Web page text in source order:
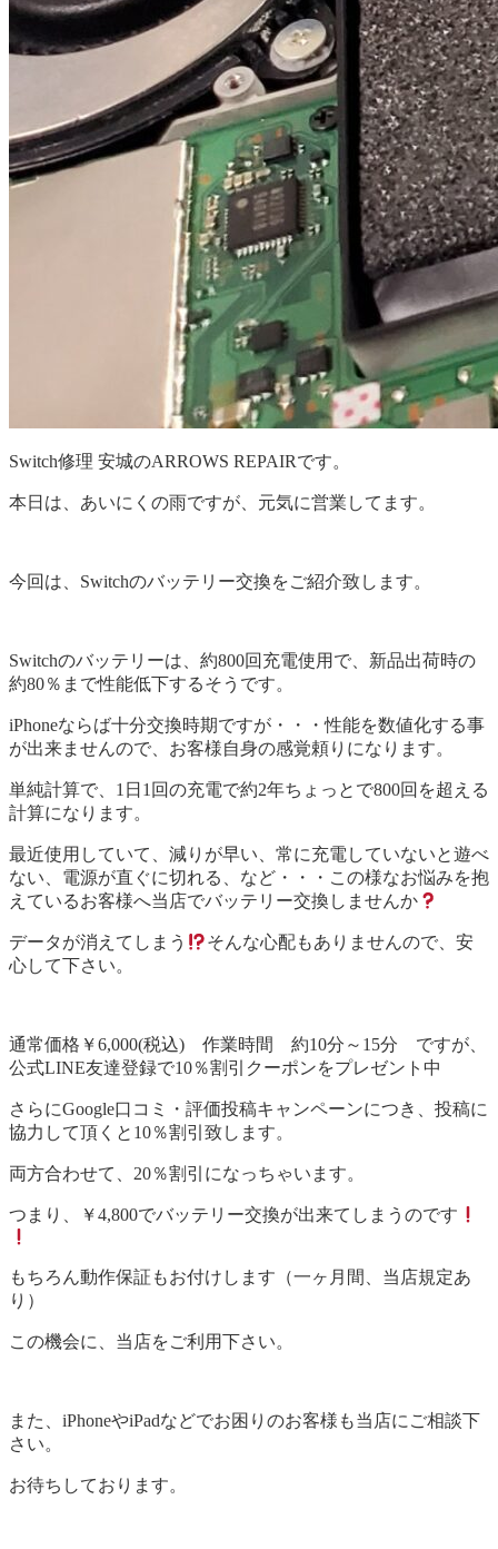
Switch修理 安城のARROWS REPAIRです。
本日は、あいにくの雨ですが、元気に営業してます。
今回は、Switchのバッテリー交換をご紹介致します。
Switchのバッテリーは、約800回充電使用で、新品出荷時の
約80％まで性能低下するそうです。
iPhoneならば十分交換時期ですが・・・性能を数値化する事
が出来ませんので、お客様自身の感覚頼りになります。
単純計算で、1日1回の充電で約2年ちょっとで800回を超える
計算になります。
最近使用していて、減りが早い、常に充電していないと遊べ
ない、電源が直ぐに切れる、など・・・この様なお悩みを抱
えているお客様へ当店でバッテリー交換しませんか
データが消えてしまう
そんな心配もありませんので、安
心して下さい。
通常価格￥6,000(税込) 作業時間 約10分～15分 ですが、
公式LINE友達登録で10％割引クーポンをプレゼント中
さらにGoogle口コミ・評価投稿キャンペーンにつき、投稿に
協力して頂くと10％割引致します。
両方合わせて、20％割引になっちゃいます。
つまり、￥4,800でバッテリー交換が出来てしまうのです
もちろん動作保証もお付けします（一ヶ月間、当店規定あ
り）
この機会に、当店をご利用下さい。
また、iPhoneやiPadなどでお困りのお客様も当店にご相談下
さい。
お待ちしております。